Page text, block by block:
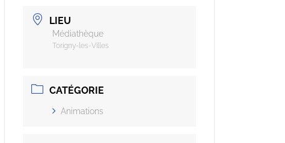
LIEU
Médiathèque
Torigny-les-Villes
CATÉGORIE
Animations